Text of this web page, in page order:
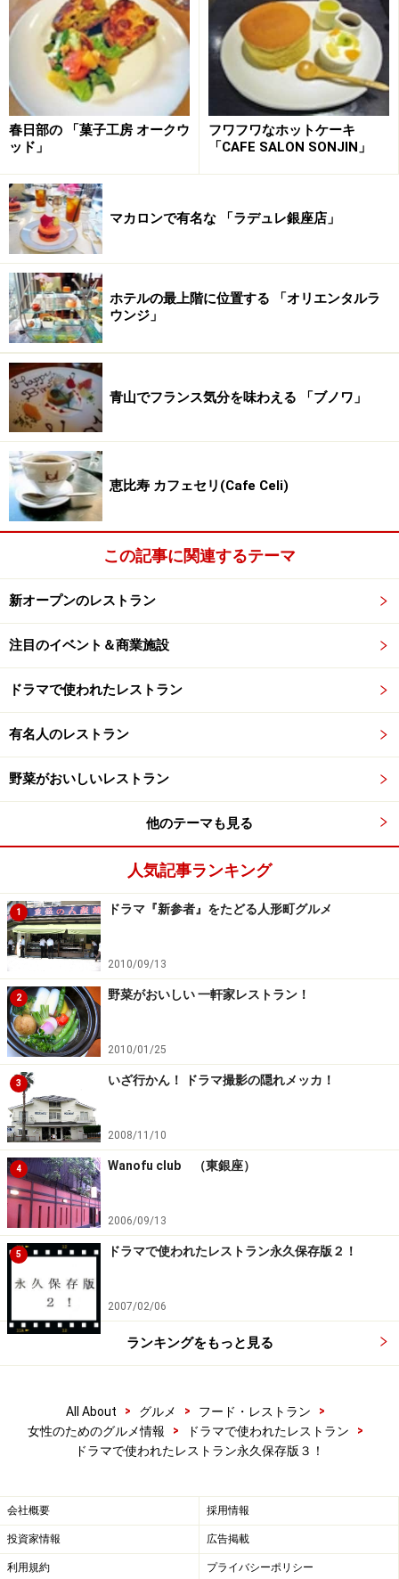
春日部の 「菓子工房 オークウ
ッド」
フワフワなホットケーキ
「CAFE SALON SONJIN」
マカロンで有名な 「ラデュレ銀座店」
ホテルの最上階に位置する 「オリエンタルラ
ウンジ」
青山でフランス気分を味わえる 「ブノワ」
恵比寿 カフェセリ(Cafe Celi)
この記事に関連するテーマ
新オープンのレストラン
注目のイベント＆商業施設
ドラマで使われたレストラン
有名人のレストラン
野菜がおいしいレストラン
他のテーマも見る
人気記事ランキング
1 ドラマ『新参者』をたどる人形町グルメ
2010/09/13
2 野菜がおいしい 一軒家レストラン！
2010/01/25
3 いざ行かん！ ドラマ撮影の隠れメッカ！
2008/11/10
4 Wanofu club （東銀座）
2006/09/13
5 ドラマで使われたレストラン永久保存版２！
2007/02/06
ランキングをもっと見る
All About > グルメ > フード・レストラン
>
女性のためのグルメ情報
> ドラマで使われたレストラン
>
ドラマで使われたレストラン永久保存版３！
会社概要 採用情報
投資家情報 広告掲載
利用規約 プライバシーポリシー